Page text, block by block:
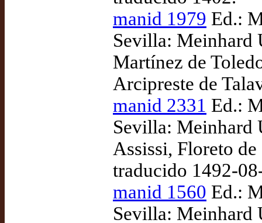
manid 1979 Ed.:
Sevilla: Meinhard
Martínez de
Arcipreste de
manid 2331 Ed.:
Sevilla: Meinhard
Assissi, Floreto
traducido 1492-
manid 1560 Ed.:
Sevilla: Meinhard